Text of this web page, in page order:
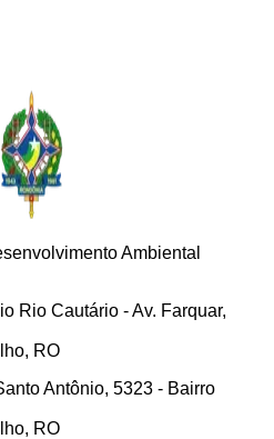
Ambiental
Rio Cautário - Av. Farquar,
RO
Antônio, 5323 - Bairro
RO